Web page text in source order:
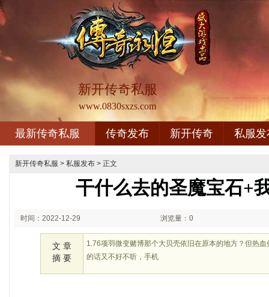
新开传奇私服
www.0830sxzs.com
最新传奇私服 传奇发布 新开传奇 私服发
新开传奇私服 > 私服发布 > 正文
干什么去的圣魔宝石+
时间：2022-12-29 浏览量：0
文 章
摘 要
1.76项羽微变赌博那个大贝壳依旧在原本的地方？但热
的话又不好不听，手机